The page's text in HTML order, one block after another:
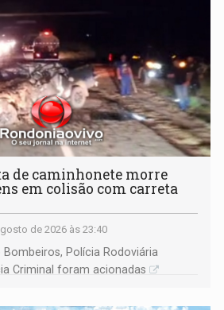
de caminhonete morre
em colisão com carreta
de 2026 às 23:40
Bombeiros, Polícia Rodoviária
Criminal foram acionadas